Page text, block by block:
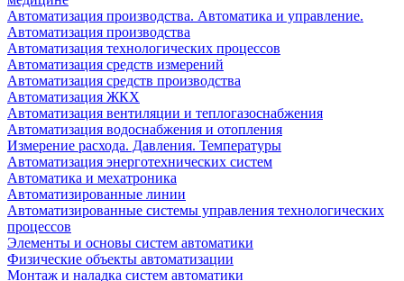
Автоматизация производства. Автоматика и управление.
Автоматизация производства
Автоматизация технологических процессов
Автоматизация средств измерений
Автоматизация средств производства
Автоматизация ЖКХ
Автоматизация вентиляции и теплогазоснабжения
Автоматизация водоснабжения и отопления
Измерение расхода. Давления. Температуры
Автоматизация энерготехнических систем
Автоматика и мехатроника
Автоматизированные линии
Автоматизированные системы управления технологических
процессов
Элементы и основы систем автоматики
Физические объекты автоматизации
Монтаж и наладка систем автоматики